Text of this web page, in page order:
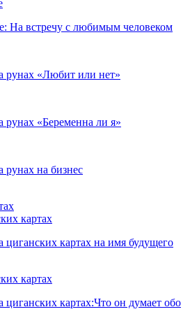
На встречу с любимым человеком
рунах «Любит или нет»
рунах «Беременна ли я»
рунах на бизнес
картах
циганских картах на имя будущего
картах
циганских картах:Что он думает обо